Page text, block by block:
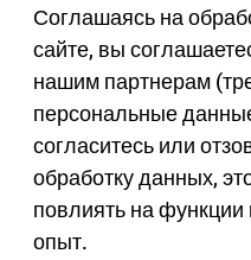
Соглашаясь на
сайте, вы
нашим партнерам
персональные
согласитесь или
обработку данных,
повлиять на
опыт.